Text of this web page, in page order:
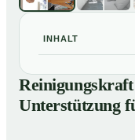
INHALT
01Reinigungskraft
Unterstützung
Unsere
Unterstützung